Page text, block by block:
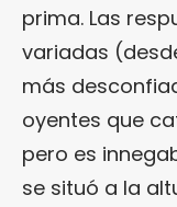
prima. Las
variadas
más
oyentes que
pero es
se situó a la